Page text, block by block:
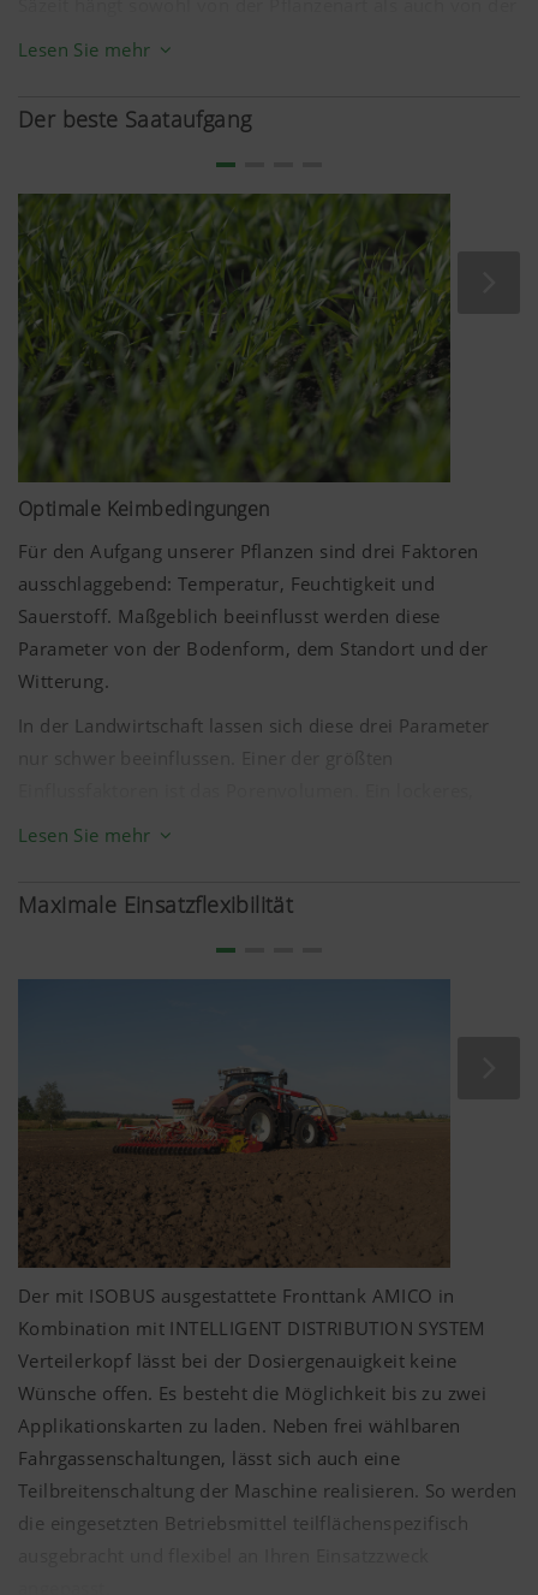
Sonnenscheindauer und der Temperatur ab. Diese
und gleichmäßige Saatgutablage in Verbindung mit
einem optimalen Bodenschluss garantiert einen
homogenen Saataufgang.
Lesen Sie mehr
Der beste Saataufgang
Optimale Keimbedingungen
Für den Aufgang unserer Pflanzen sind drei Faktoren
ausschlaggebend: Temperatur, Feuchtigkeit und
Sauerstoff. Maßgeblich beeinflusst werden diese
Parameter von der Bodenform, dem Standort und der
Witterung.
In der Landwirtschaft lassen sich diese drei Parameter
krümeliges Bodengefüge mit vielen Mittelporen kann
schnell erwärmen und schafft so optimale
und Ablagequalität zu legen.
Lesen Sie mehr
Maximale Einsatzflexibilität
Der mit ISOBUS ausgestattete Fronttank AMICO in
Kombination mit INTELLIGENT DISTRIBUTION SYSTEM
Verteilerkopf lässt bei der Dosiergenauigkeit keine
Wünsche offen. Es besteht die Möglichkeit bis zu zwei
Applikationskarten zu laden. Neben frei wählbaren
Fahrgassenschaltungen, lässt sich auch eine
Teilbreitenschaltung der Maschine realisieren. So werden
die eingesetzten Betriebsmittel teilflächenspezifisch